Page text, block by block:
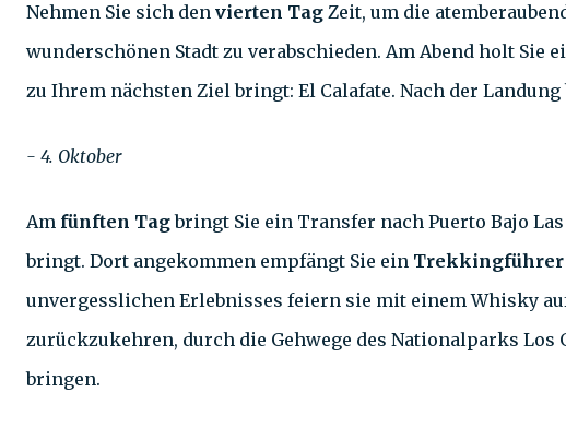
Nehmen Sie sich den vierten Tag Zeit, um die
wunderschönen Stadt zu verabschieden. Am Abend holt Sie
zu Ihrem nächsten Ziel bringt: El Calafate. Nach der
- 4. Oktober
Am fünften Tagbringt Sie ein Transfer nach Puerto Bajo Las
bringt. Dort angekommen empfängt Sie ein Trekkingführer
unvergesslichen Erlebnisses feiern sie mit einem Whisky
zurückzukehren, durch die Gehwege des Nationalparks
bringen.